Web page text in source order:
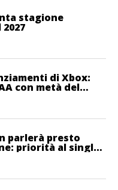
stagione
di Xbox:
con metà del
parlerà presto
priorità al single-